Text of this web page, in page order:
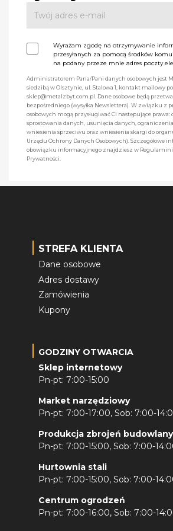
Wyrażam zgodę na otrzymywanie
przesyłanych za pomocą środków
na podany przeze mnie adres poczty
Administratorem Pana/Pani danych osobowych jest
siedzibą w Olsztynie, ul. Stalowa 1, kontakt mailowy
sklep@metalzbyt.com.pl. Dane osobowe będą
bezpośredniego (wysyłka Newslettera). W związku z
osobowych mogą przysługiwać Ci następujące prawa:
sprostowania danych, usunięcia danych,
wniesienia sprzeciwu oraz wniesienia skargi do
Urzędu Ochrony Danych Osobowych). Szczegółowe
obowiązku informacyjnego znajdziesz w
Prywatności.
STREFA KLIENTA
Dane osobowe
Adres dostawy
Zamówienia
Kupony
GODZINY OTWARCIA
Sklep internetowy
Pn-pt: 7:00-15:00
Market narzędziowy
Pn-pt: 7:00-17:00, Sob: 7:00-
Produkcja zbrojeń
Pn-pt: 7:00-15:00, Sob: 7:00-
Hurtownia stali
Pn-pt: 7:00-15:00, Sob: 7:00-
Centrum ogrodzeń
Pn-pt: 7:00-16:00, Sob: 7:00-